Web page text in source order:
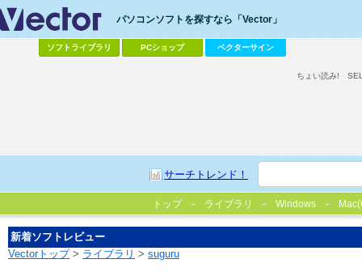
パソコンソフトを探すなら「Vector」
ソフトライブラリ PCショップ ベクターサイン
サーチトレンド！
ちょい読み!
トップ ライブラリ Windows
新着ソフトレビュー
Vectorトップ> ライブラリ > suguru